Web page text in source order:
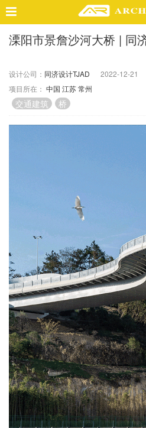
精选案例
景 观
室 内
视 频
企业招聘
企业会员
关于投稿
广告投放
关于我们
联系我们
溧阳市景詹沙河大桥 | 同
设计公司： 同济设计TJAD
2022-12-21
项目所在： 中国 江苏常州
交通建筑 桥